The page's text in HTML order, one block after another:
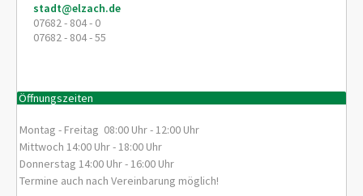
stadt@elzach.de
07682 - 804 - 0
07682 - 804 - 55
Öffnungszeiten
Montag - Freitag 08:00 Uhr - 12:00 Uhr
Mittwoch 14:00 Uhr - 18:00 Uhr
Donnerstag 14:00 Uhr - 16:00 Uhr
Termine auch nach Vereinbarung möglich!